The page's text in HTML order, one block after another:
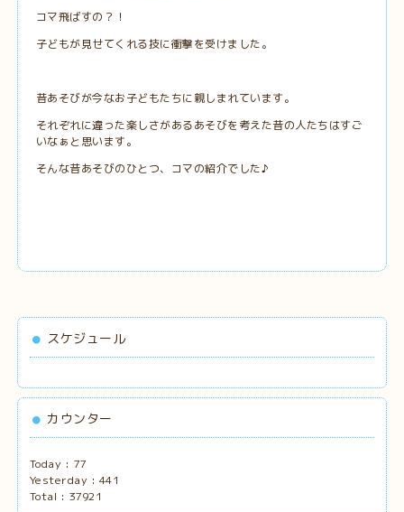
コマ飛ばすの？！
子どもが見せてくれる技に衝撃を受けました。
昔あそびが今なお子どもたちに親しまれています。
それぞれに違った楽しさがあるあそびを考えた昔の人たちはすご
いなぁと思います。
そんな昔あそびのひとつ、コマの紹介でした♪
スケジュール
カウンター
Today : 77
Yesterday : 441
Total : 37921